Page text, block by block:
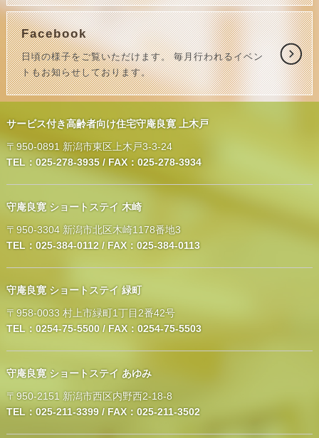
Facebook
日頃の様子をご覧いただけます。 毎月行われるイベン
トもお知らせしております。
サービス付き高齢者向け住宅守庵良寛 上木戸
〒950-0891 新潟市東区上木戸3-3-24
TEL：025-278-3935 / FAX：025-278-3934
守庵良寛 ショートステイ 木崎
〒950-3304 新潟市北区木崎1178番地3
TEL：025-384-0112 / FAX：025-384-0113
守庵良寛 ショートステイ 緑町
〒958-0033 村上市緑町1丁目2番42号
TEL：0254-75-5500 / FAX：0254-75-5503
守庵良寛 ショートステイ あゆみ
〒950-2151 新潟市西区内野西2-18-8
TEL：025-211-3399 / FAX：025-211-3502